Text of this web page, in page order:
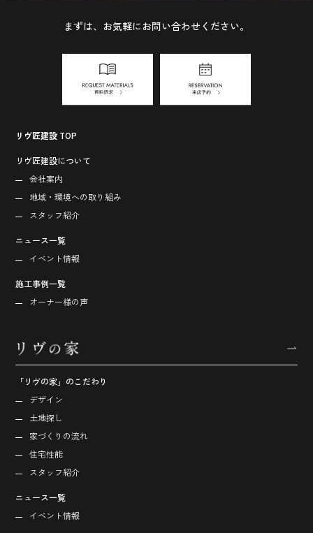
まずは、お気軽にお問い合わせください。
リヴ匠建設 TOP
リヴ匠建設について
会社案内
地域・環境への取り組み
スタッフ紹介
ニュース一覧
イベント情報
施工事例一覧
オーナー様の声
「リヴの家」のこだわり
デザイン
土地探し
家づくりの流れ
住宅性能
スタッフ紹介
ニュース一覧
イベント情報